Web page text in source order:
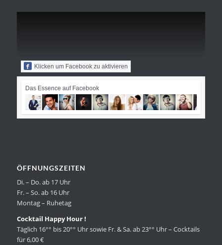
Klicken um Facebook zu aktivieren
Das Essence auf Facebook
ÖFFNUNGSZEITEN
Di. – Do. ab 17 Uhr
Fr. – So. ab 16 Uhr
Montag – Ruhetag
Cocktail Happy Hour !
Täglich 16°° bis 20°° Uhr sowie Fr. & Sa. ab 23°° Uhr – Cocktails
für 6,00 €